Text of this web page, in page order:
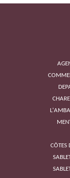
CÔTES